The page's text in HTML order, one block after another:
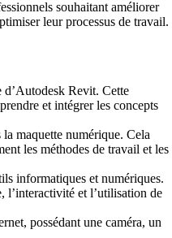
souhaitant améliorer
leur processus de travail.
Revit. Cette
et intégrer les concepts
maquette numérique. Cela
les méthodes de travail et les
informatiques et numériques.
l’interactivité et l’utilisation de
possédant une caméra, un